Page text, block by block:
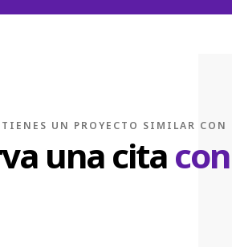
UN PROYECTO SIMILAR CON
una cita